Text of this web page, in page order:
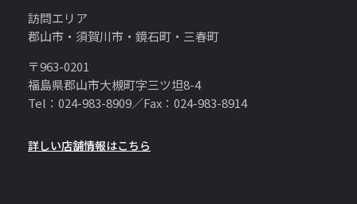
訪問エリア
郡山市・須賀川市・鏡石町・三春町
〒963-0201
福島県郡山市大槻町字三ツ坦8-4
Tel：024-983-8909／Fax：024-983-8914
詳しい店舗情報はこちら